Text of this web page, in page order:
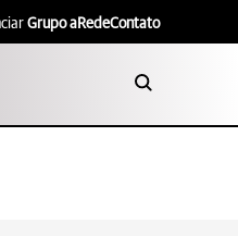
Grupo aRedeContato